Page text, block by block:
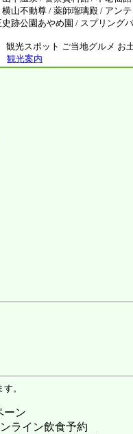
山不動尊 / 薬師瑠璃殿 / アン
跡公園あやめ園 / スプリング
観光スポット ご当地グルメ お
観光案内
。
ーン
ライン飲食予約